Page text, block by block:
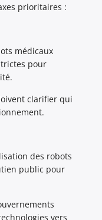
prioritaires :
médicaux
pour
clarifier qui
des robots
public pour
vers